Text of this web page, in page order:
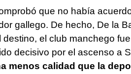
que no había
gallego. De hecho, De la
el club manchego
decisivo por el ascenso a
menos calidad que la